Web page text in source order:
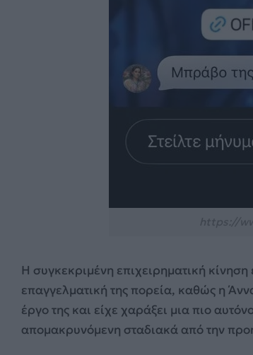
Η συγκεκριμένη επιχειρηματική
επαγγελματική της πορεία, καθώς η
έργο της και είχε χαράξει μια πιο
απομακρυνόμενη σταδιακά από την